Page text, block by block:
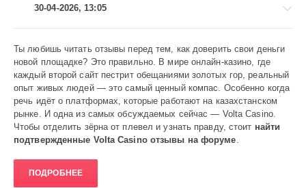
30-04-2026, 13:05
Heavy
196
0
Ты любишь читать отзывы перед тем, как доверить свои деньги
новой площадке? Это правильно. В мире онлайн-казино, где
каждый второй сайт пестрит обещаниями золотых гор, реальный
опыт живых людей — это самый ценный компас. Особенно когда
речь идёт о платформах, которые работают на казахстанском
рынке. И одна из самых обсуждаемых сейчас — Volta Casino.
Чтобы отделить зёрна от плевел и узнать правду, стоит найти
подтвержденные Volta Casino отзывы на форуме
ПОДРОБНЕЕ